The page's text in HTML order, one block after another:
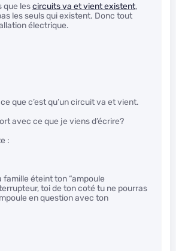
que lescircuits va et vient existent,
les seuls qui existent. Donc tout
électrique.
que c’est qu’un circuit va et vient.
avec ce que je viens d’écrire?
:
famille éteint ton “ampoule
toi de ton coté tu ne pourras
en question avec ton